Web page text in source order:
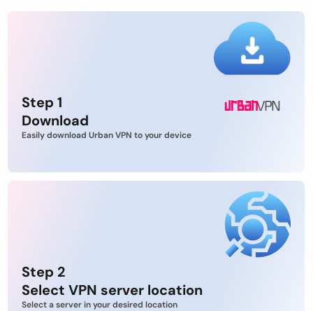
Step 1
Download
Easily download Urban VPN to your device
Step 2
Select VPN server location
Select a server in your desired location